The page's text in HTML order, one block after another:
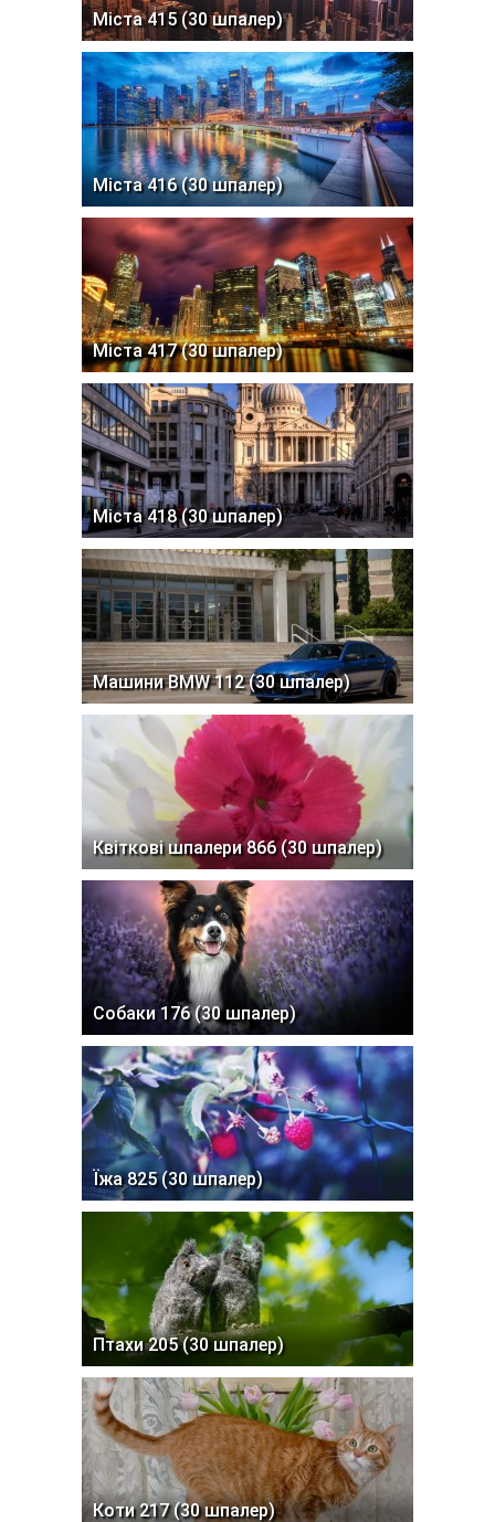
Міста 415 (30 шпалер)
Міста 416 (30 шпалер)
Міста 417 (30 шпалер)
Міста 418 (30 шпалер)
Машини BMW 112 (30 шпалер)
Квіткові шпалери 866 (30 шпалер)
Собаки 176 (30 шпалер)
Їжа 825 (30 шпалер)
Птахи 205 (30 шпалер)
Коти 217 (30 шпалер)